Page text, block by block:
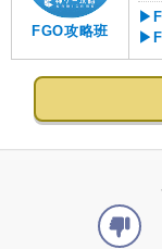
FGO攻略班